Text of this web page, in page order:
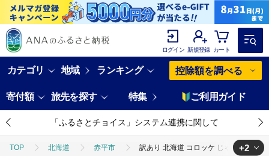
ログイン 新規登録 カート
カテゴリ 地域 ランキング 控除額を調べる
寄付額 旅先を探す 特集 ご利用ガイド
「ふるさとチョイス」システム連携に関して
TOP 北海道 赤平市 訳あり 北海道 コロッケ じゃがいも畑
+2